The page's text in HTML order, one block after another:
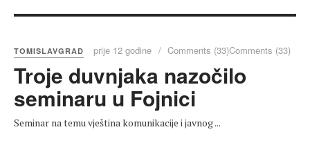
TOMISLAVGRAD prije 12 godine Comments (33)Comments (33)
Troje duvnjaka nazočilo
seminaru u Fojnici
Seminar na temu vještina komunikacije i javnog ...